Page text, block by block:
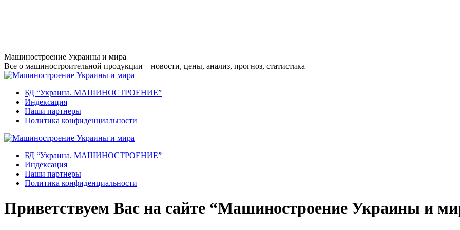
Перейти
к
содержанию
Машиностроение Украины и мира
Все о машиностроительной продукции – новости, цены, анализ, прогноз, статистика
БД “Украина. МАШИНОСТРОЕНИЕ”
Индекcация
Наши партнеры
Политика конфиденциальности
БД “Украина. МАШИНОСТРОЕНИЕ”
Индекcация
Наши партнеры
Политика конфиденциальности
Приветствуем Вас на сайте “Машиностроение Украины и